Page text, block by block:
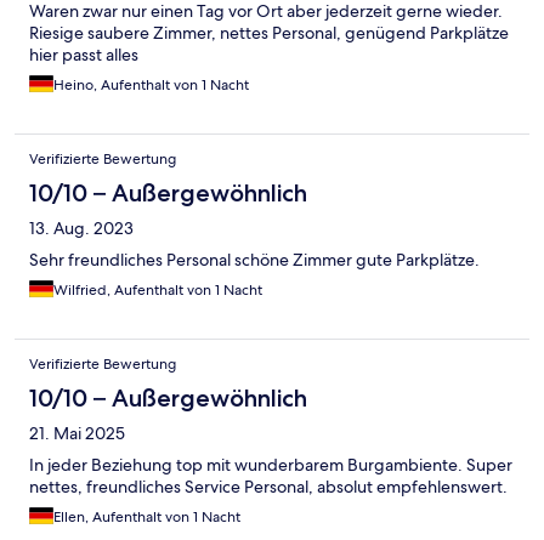
Waren zwar nur einen Tag vor Ort aber jederzeit gerne wieder.
Riesige saubere Zimmer, nettes Personal, genügend Parkplätze
hier passt alles
Heino, Aufenthalt von 1 Nacht
Verifizierte Bewertung
10/10 – Außergewöhnlich
13. Aug. 2023
Sehr freundliches Personal schöne Zimmer gute Parkplätze.
Wilfried, Aufenthalt von 1 Nacht
Verifizierte Bewertung
10/10 – Außergewöhnlich
21. Mai 2025
In jeder Beziehung top mit wunderbarem Burgambiente. Super
nettes, freundliches Service Personal, absolut empfehlenswert.
Ellen, Aufenthalt von 1 Nacht